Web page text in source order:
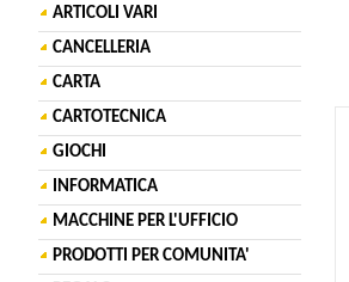
ARTICOLI VARI
CANCELLERIA
CARTA
CARTOTECNICA
GIOCHI
INFORMATICA
MACCHINE PER L'UFFICIO
PRODOTTI PER COMUNITA'